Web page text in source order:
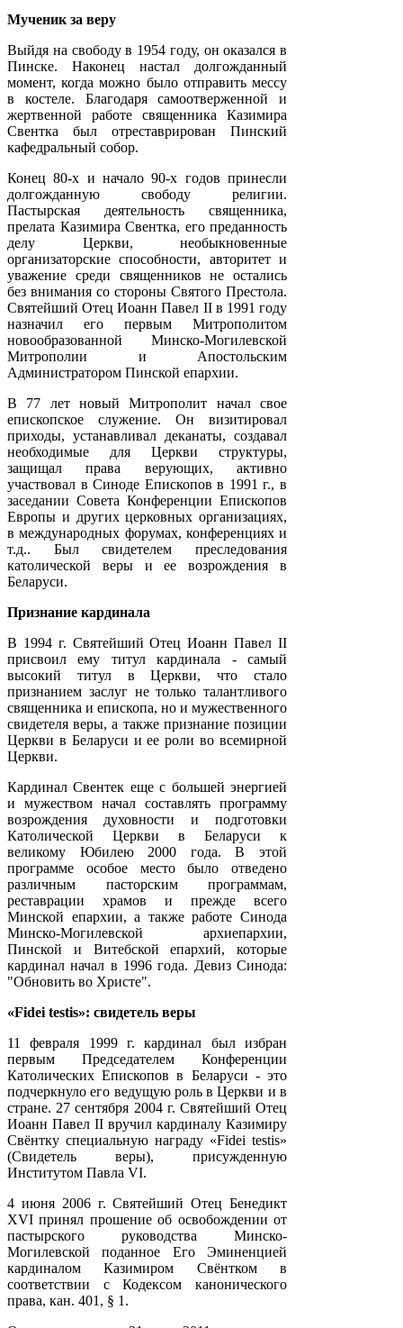
Мученик за веру
Выйдя на свободу в 1954 году, он оказался в
Пинске. Наконец настал долгожданный
момент, когда можно было отправить мессу
в костеле. Благодаря самоотверженной и
жертвенной работе священника Казимира
Свентка был отреставрирован Пинский
кафедральный собор.
Конец 80-х и начало 90-х годов принесли
долгожданную свободу религии.
Пастырская деятельность священника,
прелата Казимира Свентка, его преданность
делу Церкви, необыкновенные
организаторские способности, авторитет и
уважение среди священников не остались
без внимания со стороны Святого Престола.
Святейший Отец Иоанн Павел II в 1991 году
назначил его первым Митрополитом
новообразованной Минско-Могилевской
Митрополии и Апостольским
Администратором Пинской епархии.
В 77 лет новый Митрополит начал свое
епископское служение. Он визитировал
приходы, устанавливал деканаты, создавал
необходимые для Церкви структуры,
защищал права верующих, активно
участвовал в Синоде Епископов в 1991 г., в
заседании Совета Конференции Епископов
Европы и других церковных организациях,
в международных форумах, конференциях и
т.д.. Был свидетелем преследования
католической веры и ее возрождения в
Беларуси.
Признание кардинала
В 1994 г. Святейший Отец Иоанн Павел II
присвоил ему титул кардинала - самый
высокий титул в Церкви, что стало
признанием заслуг не только талантливого
священника и епископа, но и мужественного
свидетеля веры, а также признание позиции
Церкви в Беларуси и ее роли во всемирной
Церкви.
Кардинал Свентек еще с большей энергией
и мужеством начал составлять программу
возрождения духовности и подготовки
Католической Церкви в Беларуси к
великому Юбилею 2000 года. В этой
программе особое место было отведено
различным пасторским программам,
реставрации храмов и прежде всего
Минской епархии, а также работе Синода
Минско-Могилевской архиепархии,
Пинской и Витебской епархий, которые
кардинал начал в 1996 года. Девиз Синода:
"Обновить во Христе".
«Fidei testis»: свидетель веры
11 февраля 1999 г. кардинал был избран
первым Председателем Конференции
Католических Епископов в Беларуси - это
подчеркнуло его ведущую роль в Церкви и в
стране. 27 сентября 2004 г. Святейший Отец
Иоанн Павел II вручил кардиналу Казимиру
Свёнтку специальную награду «Fidei testis»
(Свидетель веры), присужденную
Институтом Павла VI.
4 июня 2006 г. Святейший Отец Бенедикт
XVI принял прошение об освобождении от
пастырского руководства Минско-
Могилевской поданное Его Эминенцией
кардиналом Казимиром Свёнтком в
соответствии с Кодексом канонического
права, кан. 401, § 1.